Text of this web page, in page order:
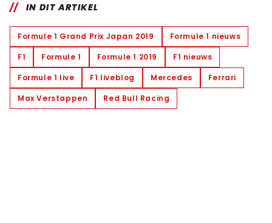
IN DIT ARTIKEL
Formule 1 Grand Prix Japan 2019
Formule 1 nieuws
F1
Formule 1 Formule 1 2019
F1 nieuws
Formule 1 live
F1 liveblog Mercedes
Ferrari
Max Verstappen
Red Bull Racing